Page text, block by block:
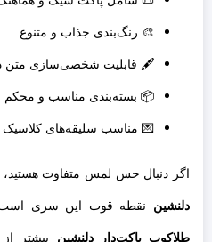
🎨 رنگ‌بندی جذاب و متنوع
🖋️ قابلیت شخصی‌سازی متن
📦 بسته‌بندی مناسب و محکم
💌 مناسب سلیقه‌های
اگر دنبال حس لمس متفاوت هستید،
دلنشین نقطه قوت این سری
طلاکوب پاکت‌دار دلنشین بیشتر